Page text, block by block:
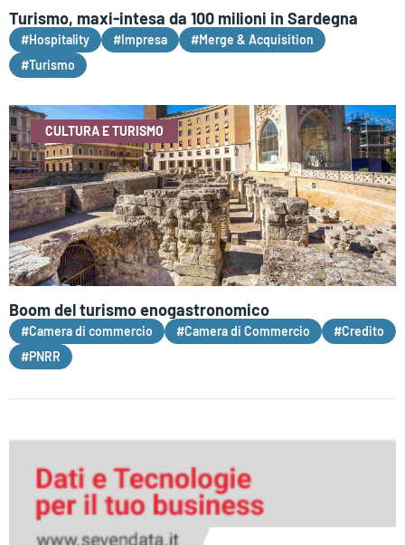
Turismo, maxi-intesa da 100 milioni in Sardegna
#Hospitality #Impresa
#Merge & Acquisition
#Turismo
CULTURA E TURISMO
Boom del turismo enogastronomico
#Camera di commercio #Camera di Commercio
#Credito
#PNRR